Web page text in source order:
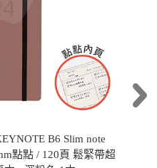
B6 Slim note
點點 / 120頁 鬆緊帶超